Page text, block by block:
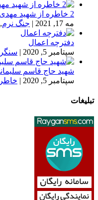
2 خاطره از شهید مهدی زین الدین
مه 17, 2021
| جنگ نرم,
دفترچه اعمال
سپتامبر 5, 2020
|
شهید حاج قاسم
سپتامبر 5, 2020
|
تبلیغات